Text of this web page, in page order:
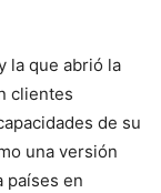
la que abrió la
clientes
de su
una versión
países en